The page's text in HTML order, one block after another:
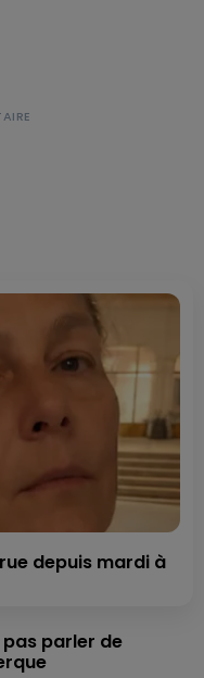
depuis mardi à
parler de